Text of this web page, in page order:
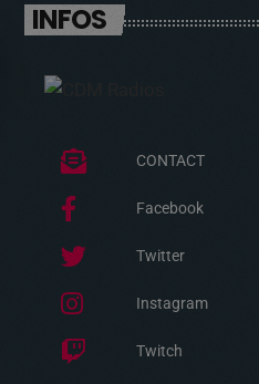
INFOS
CONTACT
Facebook
Twitter
Instagram
Twitch